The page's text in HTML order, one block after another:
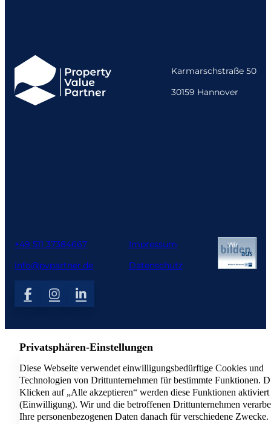
Karmarschstraße 50
30159 Hannover
+49 511 37384667
info@pvpartner.de
Impressum
Datenschutz